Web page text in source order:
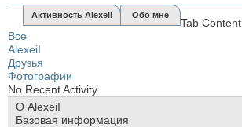
Активность AlexeiI Обо мне
Tab Content
Все
AlexeiI
Друзья
Фотографии
No Recent Activity
О AlexeiI
Базовая информация